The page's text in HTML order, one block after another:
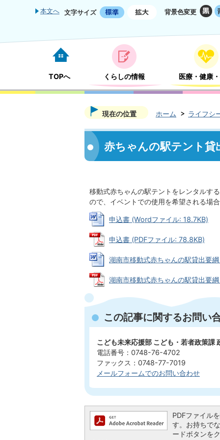
本文へ 文字サイズ 背景色変更
TOPへ くらしの情報 医療・健康
現在の位置 ホーム ライフシ
赤ちゃんの駅テント貸
移動式赤ちゃんの駅テントをレンタルす
ので、イベントでの使用を希望される場
申込書 (Wordファイル: 18.7KB)
申込書 (PDFファイル: 78.8KB)
湖南市移動式赤ちゃんの駅貸出要
湖南市移動式赤ちゃんの駅貸出要
この記事に関するお問い
こども未来応援部 こども・若者政策課
電話番号：0748-76-4702
ファックス：0748-77-7019
メールフォームでのお問い合わせ
PDFファイル
す。お持ちで
ードボタンを